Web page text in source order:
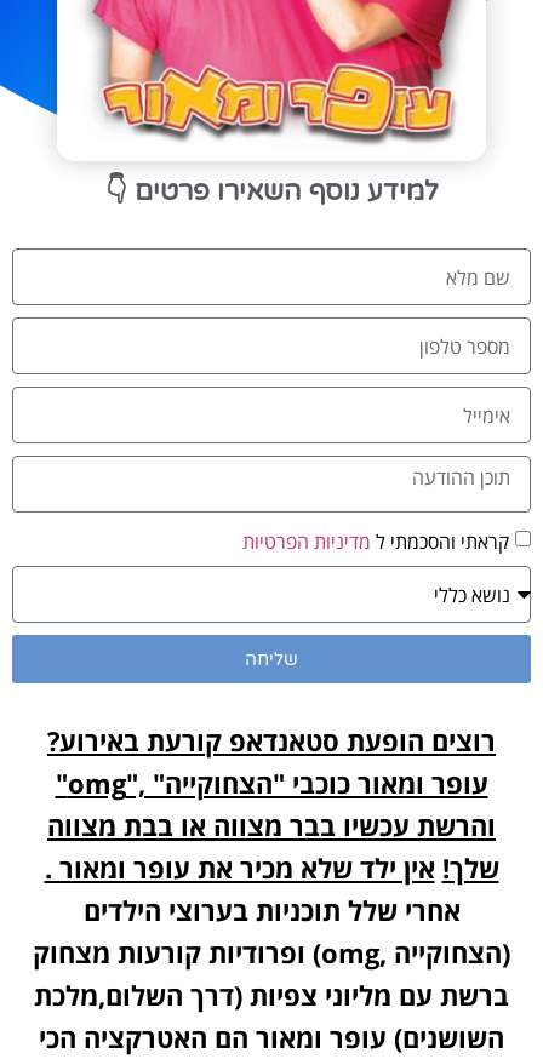
למידע נוסף השאירו פרטים 👇
קראתי והסכמתי ל מדיניות הפרטיות
שליחה
רוצים הופעת סטאנדאפ קורעת באירוע?
עופר ומאור כוכבי "הצחוקייה" ,"omg"
והרשת עכשיו בבר מצווה או בבת מצווה
שלך! אין ילד שלא מכיר את עופר ומאור .
אחרי שלל תוכניות בערוצי הילדים
(הצחוקייה ,omg) ופרודיות קורעות מצחוק
ברשת עם מליוני צפיות (דרך השלום,מלכת
השושנים) עופר ומאור הם האטרקציה הכי